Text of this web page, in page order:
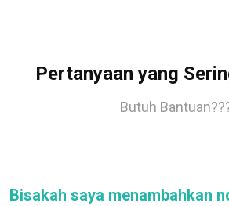
Pertanyaan yang
Butuh
Bisakah saya menambahkan